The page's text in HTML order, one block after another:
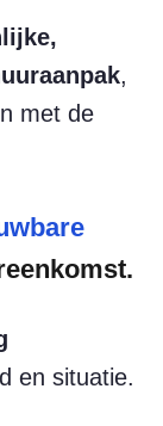
,
met de
en situatie.